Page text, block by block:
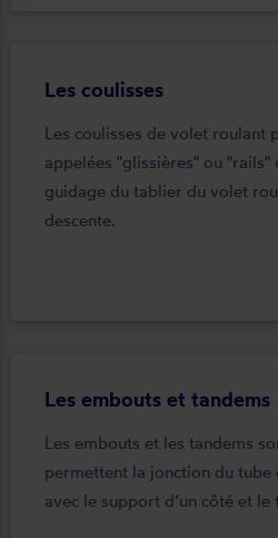
Les coulisses
Les coulisses de volet roulant
appelées "glissières" ou
guidage du tablier du volet
descente.
Les embouts et tandems
Les embouts et les tandems
permettent la jonction du tube
avec le support d’un côté et le